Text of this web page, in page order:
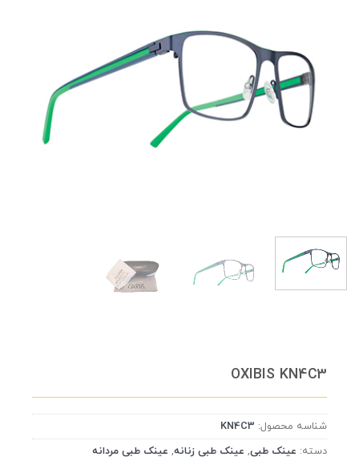
OXIBIS KN4C3
شناسه محصول: KN4C3
دسته: عینک طبی, عینک طبی زنانه, عینک طبی مردانه